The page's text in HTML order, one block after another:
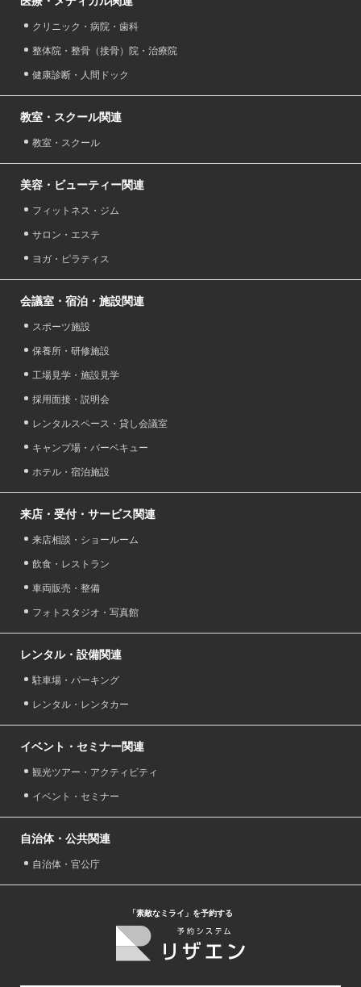
クリニック・病院・歯科
整体院・整骨（接骨）院・治療院
健康診断・人間ドック
教室・スクール関連
教室・スクール
美容・ビューティー関連
フィットネス・ジム
サロン・エステ
ヨガ・ピラティス
会議室・宿泊・施設関連
スポーツ施設
保養所・研修施設
工場見学・施設見学
採用面接・説明会
レンタルスペース・貸し会議室
キャンプ場・バーベキュー
ホテル・宿泊施設
来店・受付・サービス関連
来店相談・ショールーム
飲食・レストラン
車両販売・整備
フォトスタジオ・写真館
レンタル・設備関連
駐車場・パーキング
レンタル・レンタカー
イベント・セミナー関連
観光ツアー・アクティビティ
イベント・セミナー
自治体・公共関連
自治体・官公庁
「素敵なミライ」を予約する